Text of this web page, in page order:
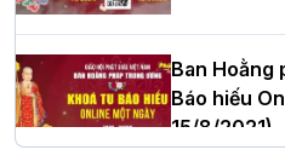
cử tân Trưởng ban Trị sự
Hà Nội: Tăng Ni Trường hạ
Ban Hoằng
Báo hiếu
15/8/2021)